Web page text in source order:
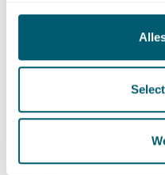
Stedelijke en
Kroniek
Omgevingswet
Onteigening onder de